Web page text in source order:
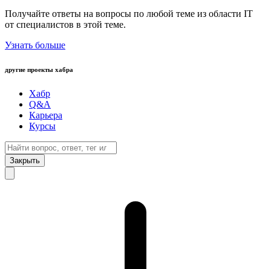
Получайте ответы на вопросы по любой теме из области IT
от специалистов в этой теме.
Узнать больше
другие проекты хабра
Хабр
Q&A
Карьера
Курсы
Закрыть